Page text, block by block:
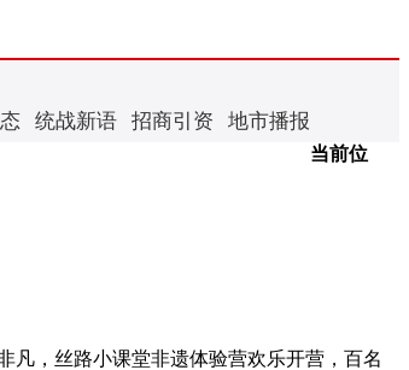
统战新语 招商引资 地市播报
当前位
，丝路小课堂非遗体验营欢乐开营，百名